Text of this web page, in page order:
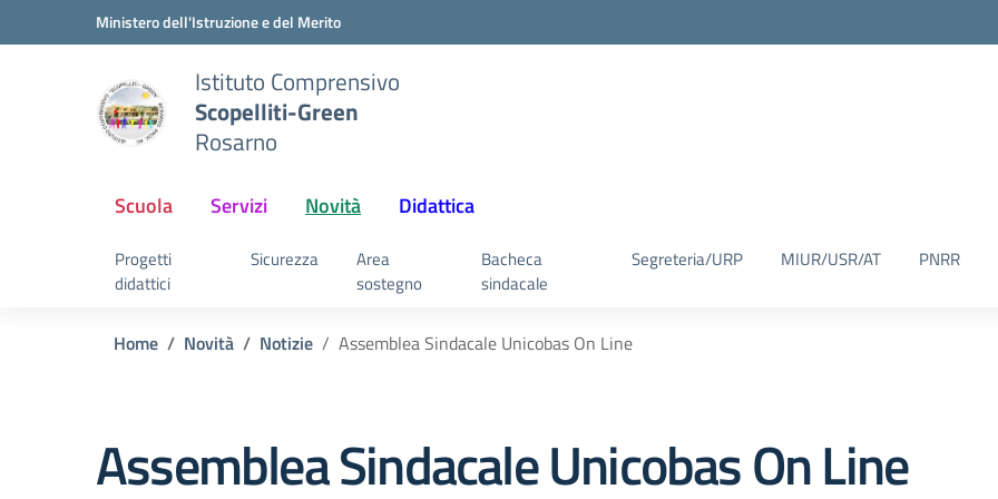
Vai ai contenuti
Vai al menu di navigazioneMinistero dell'Istruzione e del Merito
Istituto Comprensivo
Scopelliti-Green
Rosarno
Scuola Servizi Novità Didattica
Progetti
didattici
Sicurezza
Area
sostegno
Bacheca
sindacale
Segreteria/URP MIUR/USR/AT PNRR
Home Novità Notizie Assemblea Sindacale Unicobas On Line
Assemblea Sindacale Unicobas On Line